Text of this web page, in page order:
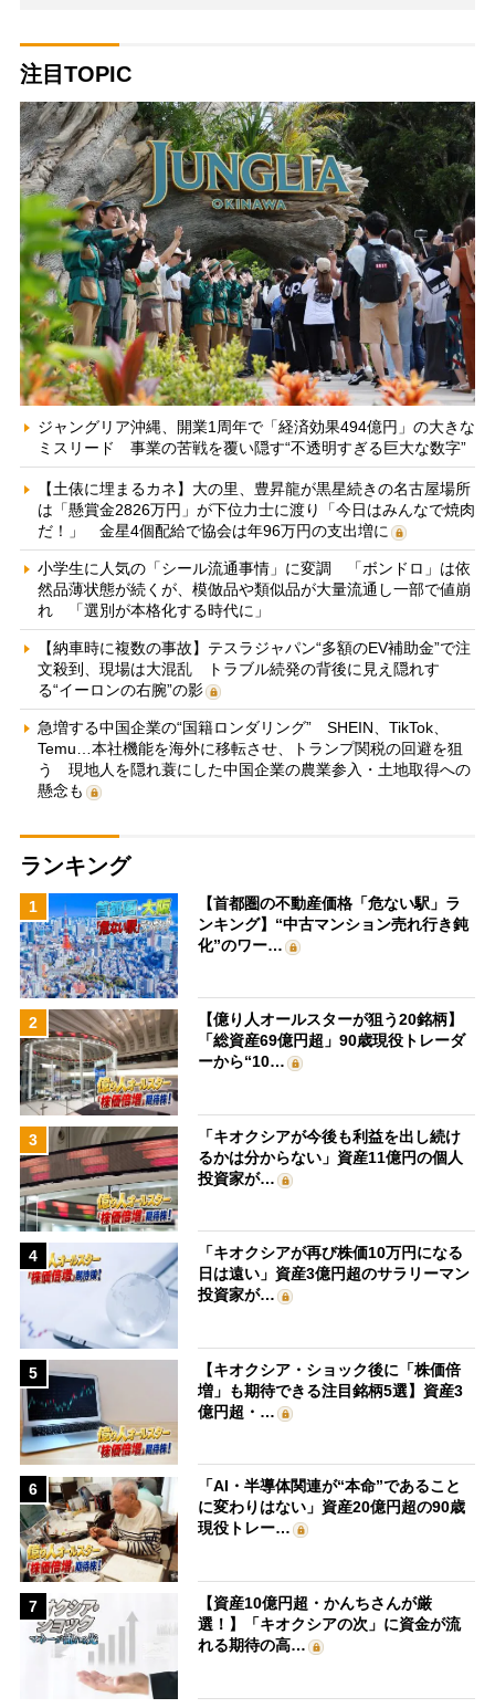
注目TOPIC
ジャングリア沖縄、開業1周年で「経済効果494億円」の大きな
ミスリード 事業の苦戦を覆い隠す“不透明すぎる巨大な数字”
【土俵に埋まるカネ】大の里、豊昇龍が黒星続きの名古屋場所
は「懸賞金2826万円」が下位力士に渡り「今日はみんなで焼肉
だ！」 金星4個配給で協会は年96万円の支出増に
小学生に人気の「シール流通事情」に変調 「ボンドロ」は依
然品薄状態が続くが、模倣品や類似品が大量流通し一部で値崩
れ 「選別が本格化する時代に」
【納車時に複数の事故】テスラジャパン“多額のEV補助金”で注
文殺到、現場は大混乱 トラブル続発の背後に見え隠れす
る“イーロンの右腕”の影
急増する中国企業の“国籍ロンダリング” SHEIN、TikTok、
Temu…本社機能を海外に移転させ、トランプ関税の回避を狙
う 現地人を隠れ蓑にした中国企業の農業参入・土地取得への
懸念も
ランキング
1
【首都圏の不動産価格「危ない駅」ラ
ンキング】“中古マンション売れ行き鈍
化”のワー…
2
【億り人オールスターが狙う20銘柄】
「総資産69億円超」90歳現役トレーダ
ーから“10…
3
「キオクシアが今後も利益を出し続け
るかは分からない」資産11億円の個人
投資家が…
4
「キオクシアが再び株価10万円になる
日は遠い」資産3億円超のサラリーマン
投資家が…
5
【キオクシア・ショック後に「株価倍
増」も期待できる注目銘柄5選】資産3
億円超・…
6
「AI・半導体関連が“本命”であること
に変わりはない」資産20億円超の90歳
現役トレー…
7
【資産10億円超・かんちさんが厳
選！】「キオクシアの次」に資金が流
れる期待の高…